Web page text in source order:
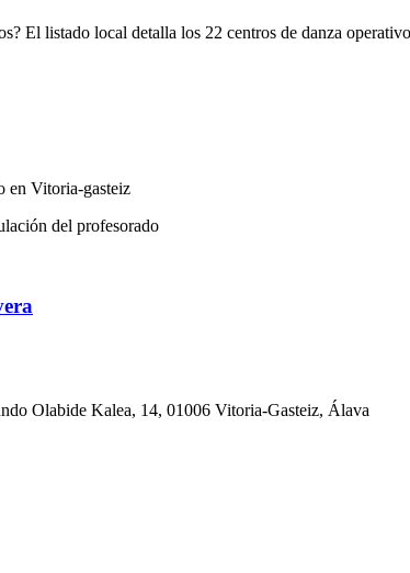
El listado local detalla los 22 centros de danza
en Vitoria-gasteiz
del profesorado
Olabide Kalea, 14, 01006 Vitoria-Gasteiz, Álava